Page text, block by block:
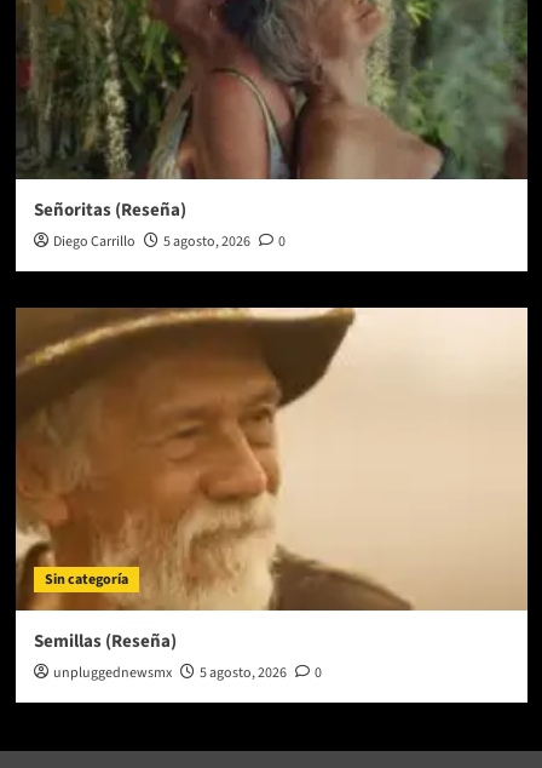
Señoritas (Reseña)
Diego Carrillo 5 agosto, 2026 0
Sin categoría
Semillas (Reseña)
unpluggednewsmx 5 agosto, 2026 0